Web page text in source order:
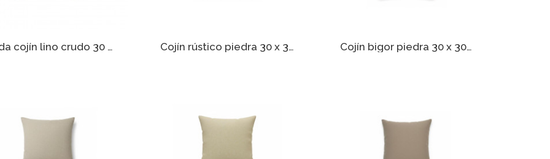
Funda cojín lino crudo 30 x 30 cm Cojín rústico piedra 30 x 30 cm Cojín bigor piedra 30 x 30 cm